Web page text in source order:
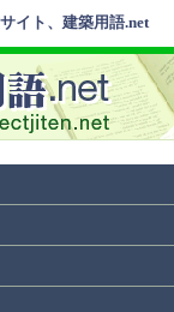
イト、建築用語.net